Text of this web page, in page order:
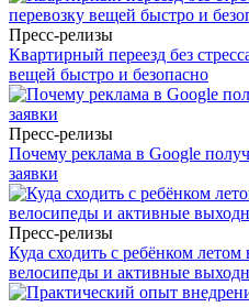
Пресс-релизы
Квартирный переезд без
вещей быстро и безопасно
Пресс-релизы
Почему реклама в Google
заявки
Пресс-релизы
Куда сходить с ребёнком
велосипеды и активные